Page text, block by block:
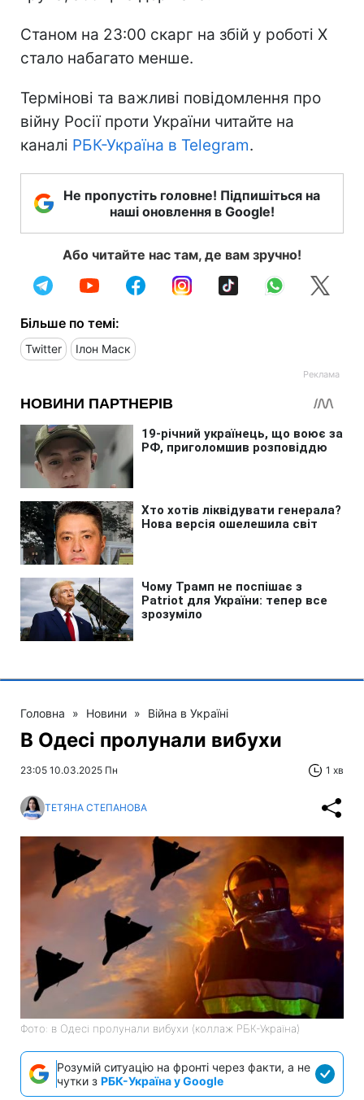
Станом на 23:00 скарг на збій у роботі X
стало набагато менше.
Термінові та важливі повідомлення про
війну Росії проти України читайте на
каналі РБК-Україна в Telegram.
Не пропустіть головне! Підпишіться на
наші оновлення в Google!
Або читайте нас там, де вам зручно!
Більше по темі:
Twitter Ілон Маск
Головна » Новини » Війна в Україні
В Одесі пролунали вибухи
23:05 10.03.2025 Пн 1 хв
ТЕТЯНА СТЕПАНОВА
Фото: в Одесі пролунали вибухи (коллаж РБК-Україна)
Розумій ситуацію на фронті через факти, а не
чутки з РБК-Україна у Google